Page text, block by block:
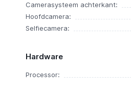
Camerasysteem achterkant:
Hoofdcamera:
Selfiecamera:
Hardware
Processor: